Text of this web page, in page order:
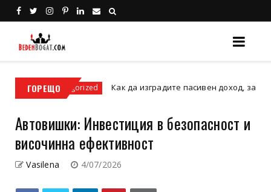
ГОРЕЩО
Uncategorized Как да изградите пасивен доход, започвайки
Автовишки: Инвестиция в безопасност и
височинна ефективност
Vasilena 4/07/2026